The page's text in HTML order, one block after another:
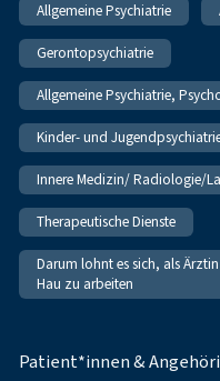
Allgemeine Psychiatrie
Gerontopsychiatrie
Allgemeine Psychiatrie,
Kinder- und
Innere Medizin/ Radiologie/
Therapeutische Dienste
Darum lohnt es sich, als
Hau zu arbeiten
Patient*innen &